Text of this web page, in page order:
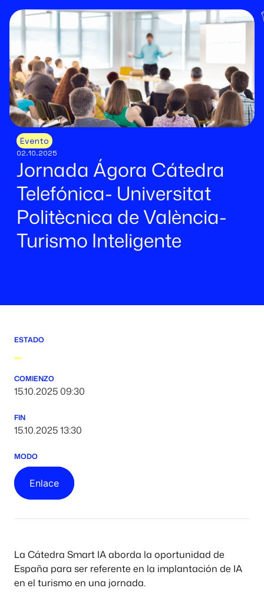
Evento
02.10.2025
Jornada Ágora Cátedra
Telefónica- Universitat
Politècnica de València-
Turismo Inteligente
ESTADO
COMIENZO
15.10.2025 09:30
FIN
15.10.2025 13:30
MODO
Enlace
La Cátedra Smart IA aborda la oportunidad de
España para ser referente en la implantación de IA
en el turismo en una jornada.